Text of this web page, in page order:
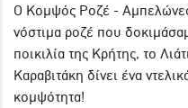
Ο Κομψός Ροζέ - Αμπελώνες
νόστιμα ροζέ που
ποικιλία της Κρήτης, το
Καραβιτάκη δίνει ένα
κομψότητα!